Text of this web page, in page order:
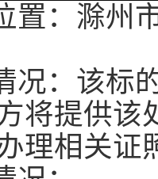
置 ： 滁州
况： 该标
将提供该
理相关证